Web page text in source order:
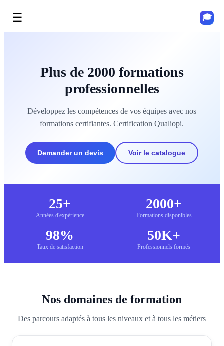
☰ 🎓
Plus de 2000 formations
professionnelles
Développez les compétences de vos équipes avec nos
formations certifiantes. Certification Qualiopi.
Demander un devis Voir le catalogue
25+
Années d'expérience
2000+
Formations disponibles
98%
Taux de satisfaction
50K+
Professionnels formés
Nos domaines de formation
Des parcours adaptés à tous les niveaux et à tous les métiers